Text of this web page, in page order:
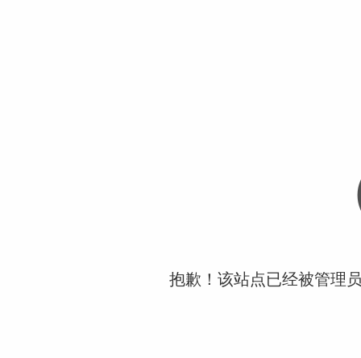
抱歉！该站点已经被管理